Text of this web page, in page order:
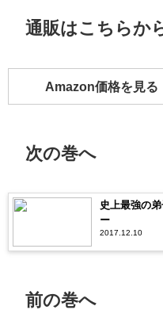
通販はこちらか
Amazon価格を見る
次の巻へ
史上最強の
ー
2017.12.10
前の巻へ